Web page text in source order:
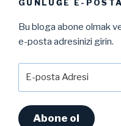
GÜNLÜĞE E-
Bu bloga abone olmak
e-posta adresinizi girin.
posta
Abone ol